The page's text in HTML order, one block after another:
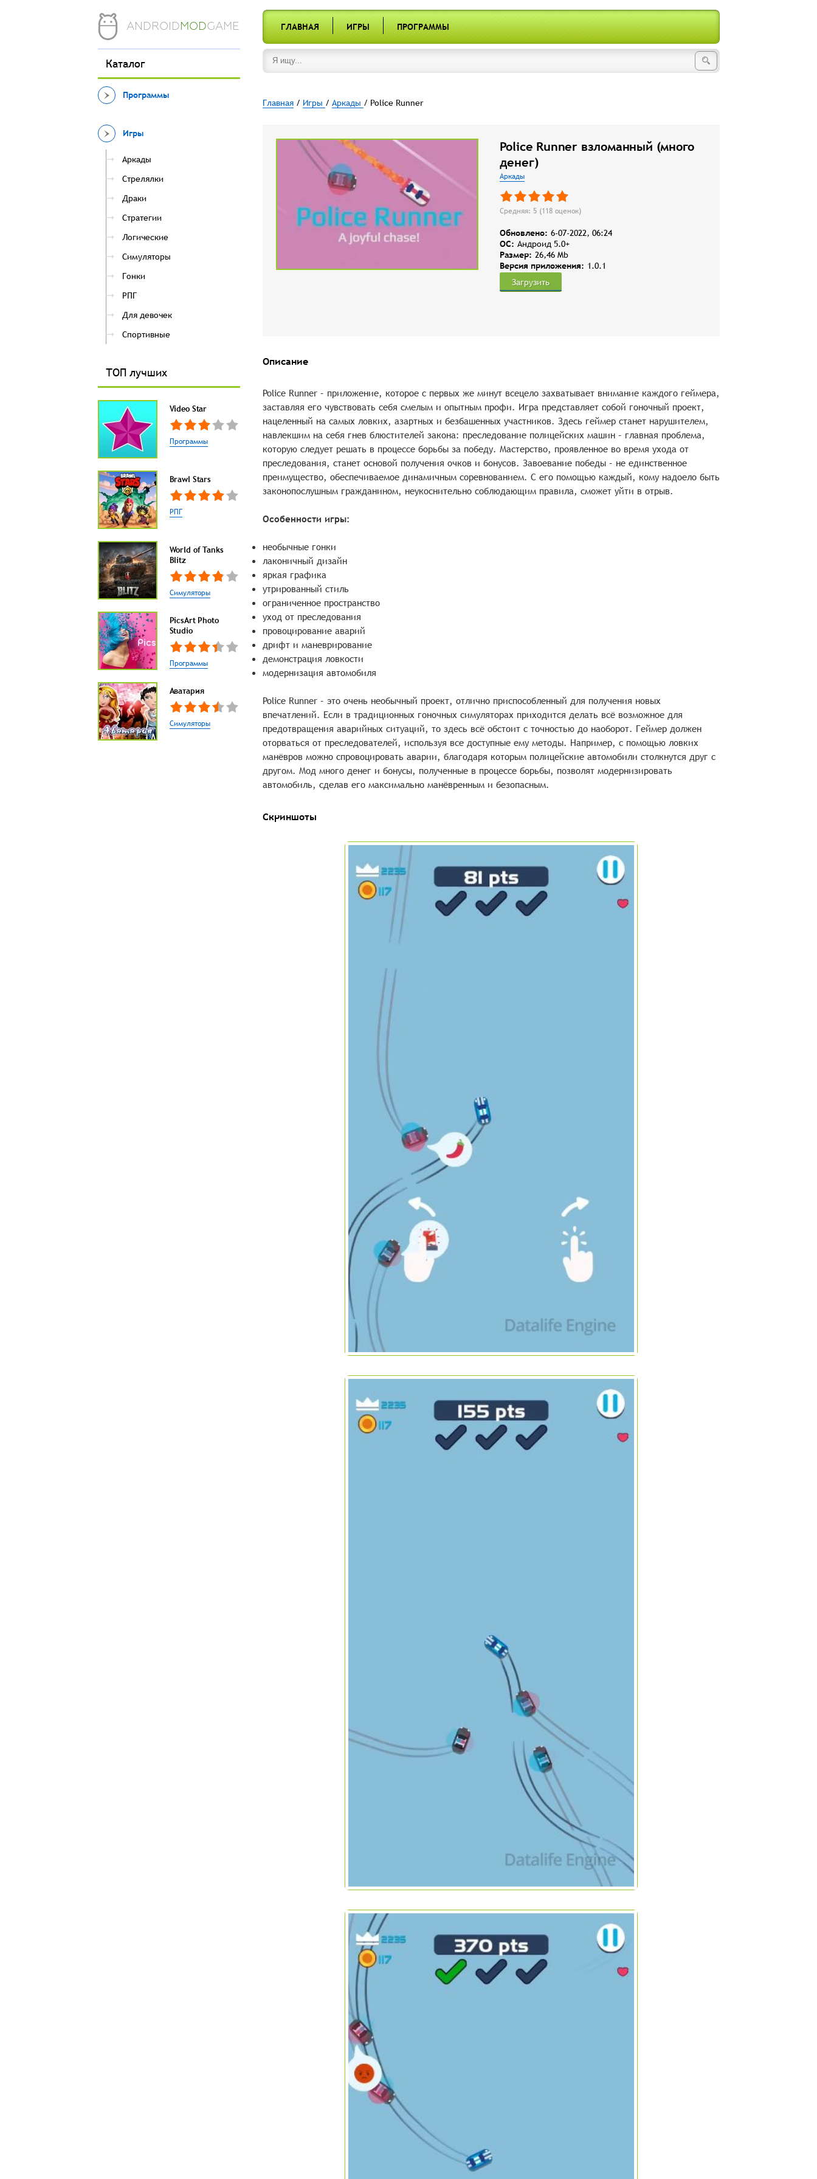
ANDROIDMODGAME ГЛАВНАЯ ИГРЫ ПРОГРАММЫ
Каталог
Программы
Игры
Аркады
Стрелялки
Драки
Стратегии
Логические
Симуляторы
Гонки
РПГ
Для девочек
Спортивные
ТОП лучших
Video Star
Программы
Brawl Stars
РПГ
World of Tanks
Blitz
Симуляторы
PicsArt Photo
Studio
Программы
Аватария
Симуляторы
Главная/ Игры / Аркады / Police Runner
Police Runner взломанный (много
денег)
Аркады
Средняя: 5 (118оценок)
Обновлено: 6-07-2022, 06:24
OC: Андроид 5.0+
Размер: 26,46 Mb
Версия приложения: 1.0.1
Загрузить
Описание
Police Runner – приложение, которое с первых же минут всецело захватывает внимание каждого геймера,
заставляя его чувствовать себя смелым и опытным профи. Игра представляет собой гоночный проект,
нацеленный на самых ловких, азартных и безбашенных участников. Здесь геймер станет нарушителем,
навлекшим на себя гнев блюстителей закона: преследование полицейских машин – главная проблема,
которую следует решать в процессе борьбы за победу. Мастерство, проявленное во время ухода от
преследования, станет основой получения очков и бонусов. Завоевание победы – не единственное
преимущество, обеспечиваемое динамичным соревнованием. С его помощью каждый, кому надоело быть
законопослушным гражданином, неукоснительно соблюдающим правила, сможет уйти в отрыв.
Особенности игры:
необычные гонки
лаконичный дизайн
яркая графика
утрированный стиль
ограниченное пространство
уход от преследования
провоцирование аварий
дрифт и маневрирование
демонстрация ловкости
модернизация автомобиля
Police Runner – это очень необычный проект, отлично приспособленный для получения новых
впечатлений. Если в традиционных гоночных симуляторах приходится делать всё возможное для
предотвращения аварийных ситуаций, то здесь всё обстоит с точностью до наоборот. Геймер должен
оторваться от преследователей, используя все доступные ему методы. Например, с помощью ловких
манёвров можно спровоцировать аварии, благодаря которым полицейские автомобили столкнутся друг с
другом. Мод много денег и бонусы, полученные в процессе борьбы, позволят модернизировать
автомобиль, сделав его максимально манёвренным и безопасным.
Скриншоты